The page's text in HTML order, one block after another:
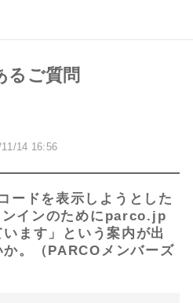
るご質問
14 16:56
ードを表示しようとした
インのためにparco.jp
ます」という案内が出
。（PARCOメンバーズ